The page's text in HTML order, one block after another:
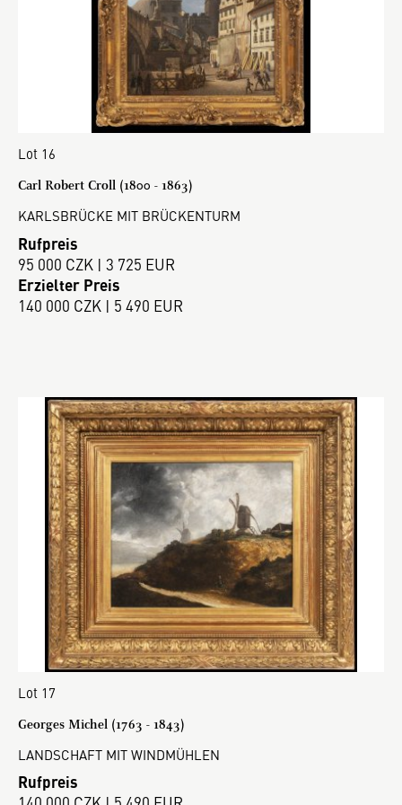
Lot 16
Carl Robert Croll (1800 - 1863)
KARLSBRÜCKE MIT BRÜCKENTURM
Rufpreis
95 000 CZK | 3 725 EUR
Erzielter Preis
140 000 CZK | 5 490 EUR
Lot 17
Georges Michel (1763 - 1843)
LANDSCHAFT MIT WINDMÜHLEN
Rufpreis